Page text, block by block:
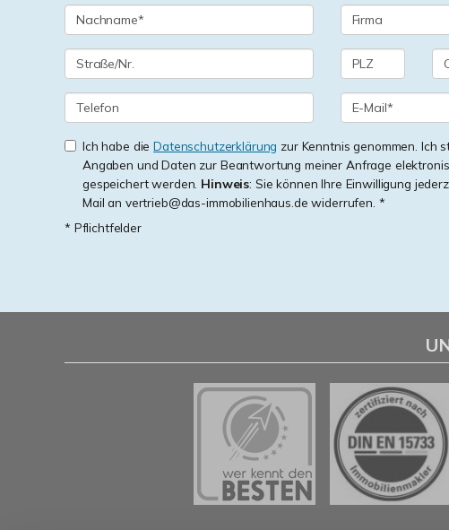
Ich habe dieDatenschutzerklärung zur Kenntnis genommen. Ich
Angaben und Daten zur Beantwortung meiner Anfrage
gespeichert werden. Hinweis: Sie können Ihre Einwilligung
Mail an vertrieb@das-immobilienhaus.de widerrufen. *
* Pflichtfelder